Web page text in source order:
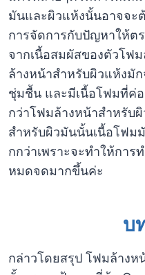
มันและผิวแห้งนั้นอาจจะ
การจัดการกับปัญหาให้ต
จากเนื้อสมผัสของตัวโฟ
ล้างหน้าสำหรับผิวแห้งมั
ชุ่มชื้น และมีเนื้อโฟมที่ค่อ
กว่าโฟมล้างหน้าสำหรับ
สำหรับผิวมันนั้นเนื้อโฟม
กกว่าเพราะจะทำให้กา
หมดจดมากขึ้นค่ะ
บ
กล่าวโดยสรุป โฟมล้าง